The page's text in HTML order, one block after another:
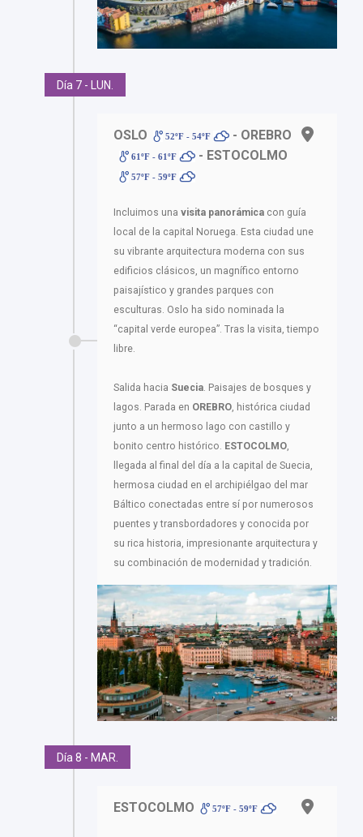
Día 7 - LUN.
OSLO 52ºF - 54ºF - OREBRO
61ºF - 61ºF - ESTOCOLMO
57ºF - 59ºF
Incluimos una visita panorámica con guía
local de la capital Noruega. Esta ciudad une
su vibrante arquitectura moderna con sus
edificios clásicos, un magnífico entorno
paisajístico y grandes parques con
esculturas. Oslo ha sido nominada la
“capital verde europea”. Tras la visita, tiempo
libre.
Salida hacia Suecia. Paisajes de bosques y
lagos. Parada en OREBRO, histórica ciudad
junto a un hermoso lago con castillo y
bonito centro histórico. ESTOCOLMO,
llegada al final del día a la capital de Suecia,
hermosa ciudad en el archipiélgao del mar
Báltico conectadas entre sí por numerosos
puentes y transbordadores y conocida por
su rica historia, impresionante arquitectura y
su combinación de modernidad y tradición.
Día 8 - MAR.
ESTOCOLMO 57ºF - 59ºF